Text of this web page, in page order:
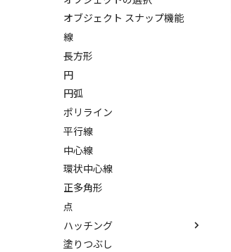
寸法スタイル
溶接引出線スタイル
幾何公差スタイル
面の指示記号スタイル
溶接記号スタイル
データム記号スタイル
断面記号スタイル
パーツ番号スタイル
部品表スタイル
表スタイル
DWG/DXF ファイルを開く
図枠/表題欄の分解
レイアウト設定
テキストの調整/新規作成
図枠/表題欄の定義と保存
図枠/表題欄の属性定義
マッチングルールの作成
トリミング
相対ビュー
図の移動
投影図の構成要素のレイヤーを
指定
投影レイヤーの選択/変更
投影図を修正する
線の非表示/再表示
曲線のプロパティ
パーツプロパティ
投影図ツリーで表示/非表示な
どを変更
円弧長さ寸法
一括寸法
放射寸法
3 点角度寸法
連続角度寸法
ハーフ寸法
テーパ寸法
大径円半径寸法
曲率半径寸法
寸法レイアウトの変更
公差を入れる
座標寸法の作成
寸法の破綻
面取り寸法
穴寸法
データム記号
ノック穴記号
図面注記
オブジェクト スナップ機能
線
長方形
円
円弧
ポリライン
平行線
中心線
環状中心線
正多角形
点
ハッチング
ハッチング
塗りつぶし